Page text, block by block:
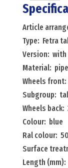
carts
warehouse
trolley
fetra
table
top
cart
with
infection
protection
frame
Menge
Article
Type: Fetra
Version:
Material:
Wheels
Subgroup:
Wheels
Colour: blue
Ral colour:
Surface
Length (mm):